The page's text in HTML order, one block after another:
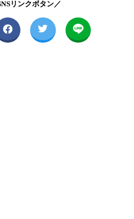
リンクボタン／